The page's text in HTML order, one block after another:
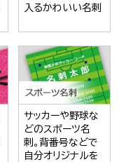
入るかわいい名刺
サッカーや野球な
どのスポーツ名
刺。背番号などで
自分オリジナルを